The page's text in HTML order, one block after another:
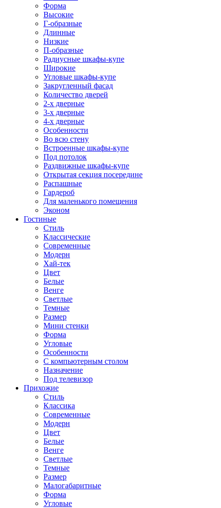
Форма
Высокие
Г-образные
Длинные
Низкие
П-образные
Радиусные шкафы-купе
Широкие
Угловые шкафы-купе
Закругленный фасад
Количество дверей
2-х дверные
3-х дверные
4-х дверные
Особенности
Во всю стену
Встроенные шкафы-купе
Под потолок
Раздвижные шкафы-купе
Открытая секция посередине
Распашные
Гардероб
Для маленького помещения
Эконом
Гостиные
Стиль
Классические
Современные
Модерн
Хай-тек
Цвет
Белые
Венге
Светлые
Темные
Размер
Мини стенки
Форма
Угловые
Особенности
С компьютерным столом
Назначение
Под телевизор
Прихожие
Стиль
Классика
Современные
Модерн
Цвет
Белые
Венге
Светлые
Темные
Размер
Малогабаритные
Форма
Угловые